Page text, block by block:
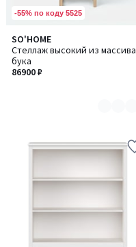
-55% по коду 5525
SO'HOME
Стеллаж высокий из массива
бука
86900 ₽
Количество
цветов:
2